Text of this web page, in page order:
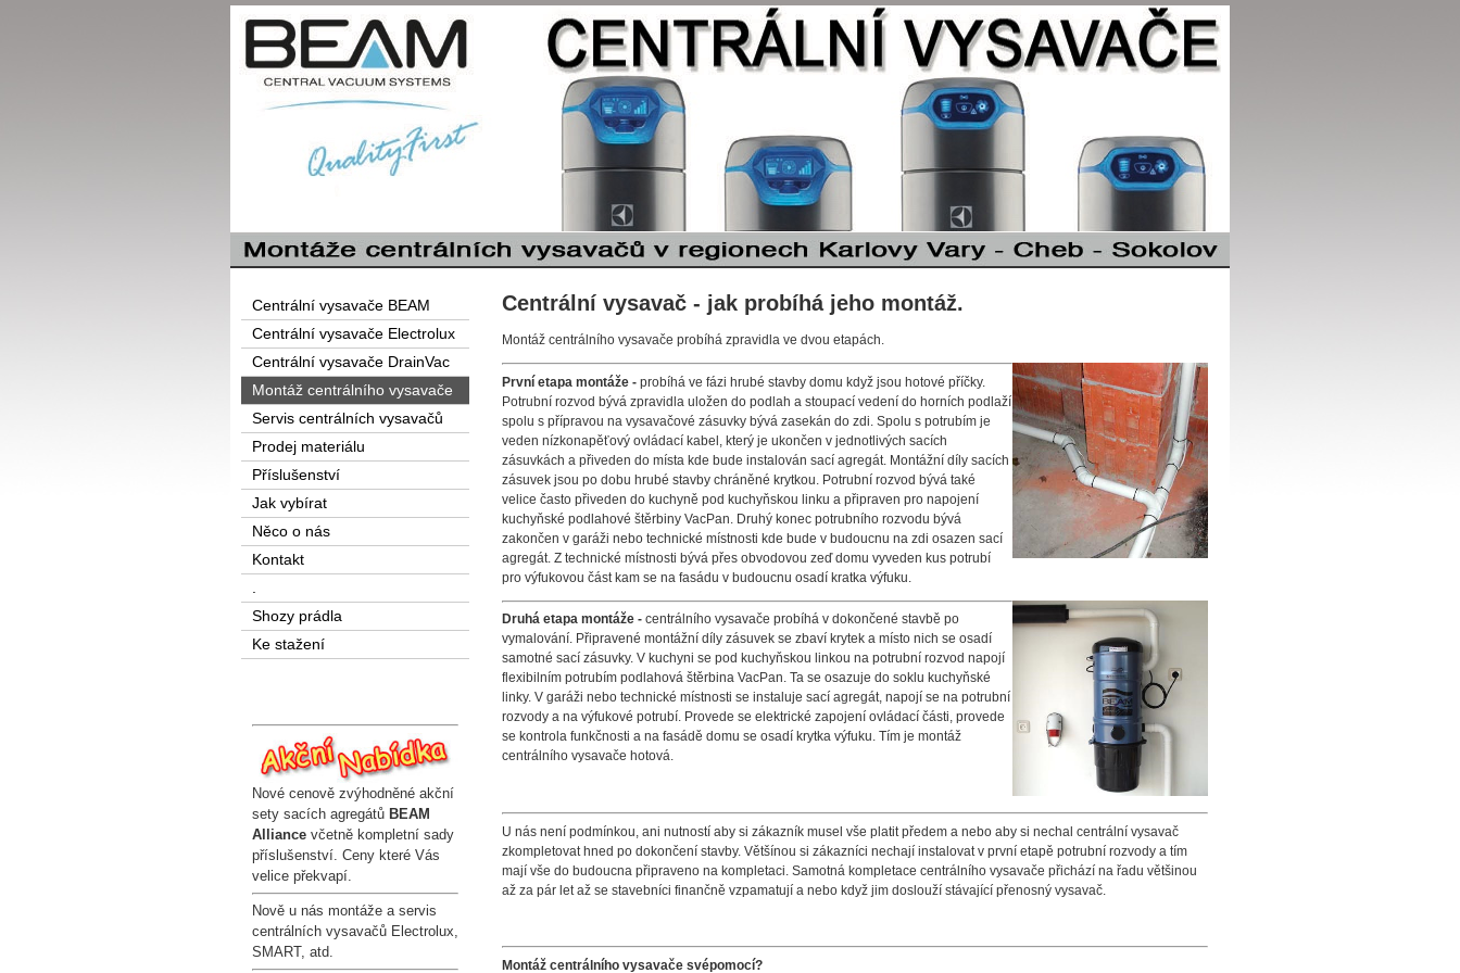
Centrální vysavač - jak probíhá jeho montáž.
Montáž centrálního vysavače probíhá zpravidla ve dvou etapách.
První etapa montáže - probíhá ve fázi hrubé stavby domu když jsou hotové příčky.
Potrubní rozvod bývá zpravidla uložen do podlah a stoupací vedení do horních podlaží
spolu s přípravou na vysavačové zásuvky bývá zasekán do zdi. Spolu s potrubím je
veden nízkonapěťový ovládací kabel, který je ukončen v jednotlivých sacích
zásuvkách a přiveden do místa kde bude instalován sací agregát. Montážní díly sacích
zásuvek jsou po dobu hrubé stavby chráněné krytkou. Potrubní rozvod bývá také
velice často přiveden do kuchyně pod kuchyňskou linku a připraven pro napojení
kuchyňské podlahové štěrbiny VacPan. Druhý konec potrubního rozvodu bývá
zakončen v garáži nebo technické místnosti kde bude v budoucnu na zdi osazen sací
agregát. Z technické místnosti bývá přes obvodovou zeď domu vyveden kus potrubí
pro výfukovou část kam se na fasádu v budoucnu osadí kratka výfuku.
Druhá etapa montáže - centrálního vysavače probíhá v dokončené stavbě po
vymalování. Připravené montážní díly zásuvek se zbaví krytek a místo nich se osadí
samotné sací zásuvky. V kuchyni se pod kuchyňskou linkou na potrubní rozvod napojí
flexibilním potrubím podlahová štěrbina VacPan. Ta se osazuje do soklu kuchyňské
linky. V garáži nebo technické místnosti se instaluje sací agregát, napojí se na potrubní
rozvody a na výfukové potrubí. Provede se elektrické zapojení ovládací části, provede
se kontrola funkčnosti a na fasádě domu se osadí krytka výfuku. Tím je montáž
centrálního vysavače hotová.
U nás není podmínkou, ani nutností aby si zákazník musel vše platit předem a nebo aby si nechal centrální vysavač
zkompletovat hned po dokončení stavby. Většínou si zákazníci nechají instalovat v první etapě potrubní rozvody a tím
mají vše do budoucna připraveno na kompletaci. Samotná kompletace centrálního vysavače přichází na řadu většinou
až za pár let až se stavebníci finančně vzpamatují a nebo když jim doslouží stávající přenosný vysavač.
Montáž centrálního vysavače svépomocí?
Centrální vysavače BEAM
Centrální vysavače Electrolux
Centrální vysavače DrainVac
Montáž centrálního vysavače
Servis centrálních vysavačů
Prodej materiálu
Příslušenství
Jak vybírat
Něco o nás
Kontakt
.
Shozy prádla
Ke stažení
Nové cenově zvýhodněné akční
sety sacích agregátů BEAM
Alliance včetně kompletní sady
příslušenství. Ceny které Vás
velice překvapí.
Nově u nás montáže a servis
centrálních vysavačů Electrolux,
SMART, atd.